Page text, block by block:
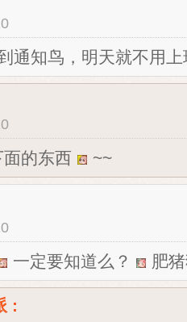
通知鸟，明天就不用
的东西 ~~
一定要知道么？ 肥
: